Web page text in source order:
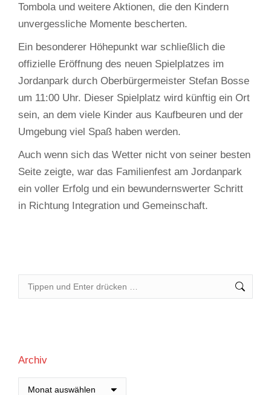
Tombola und weitere Aktionen, die den Kindern
unvergessliche Momente bescherten.
Ein besonderer Höhepunkt war schließlich die
offizielle Eröffnung des neuen Spielplatzes im
Jordanpark durch Oberbürgermeister Stefan Bosse
um 11:00 Uhr. Dieser Spielplatz wird künftig ein Ort
sein, an dem viele Kinder aus Kaufbeuren und der
Umgebung viel Spaß haben werden.
Auch wenn sich das Wetter nicht von seiner besten
Seite zeigte, war das Familienfest am Jordanpark
ein voller Erfolg und ein bewundernswerter Schritt
in Richtung Integration und Gemeinschaft.
Search:
Archiv
Archiv